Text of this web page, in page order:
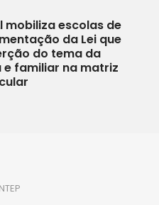
mobiliza escolas de
da Lei que
do tema da
familiar na matriz